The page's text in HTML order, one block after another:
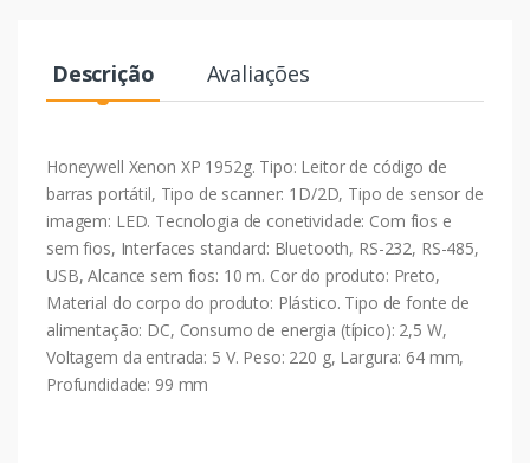
Descrição Avaliações
Honeywell Xenon XP 1952g. Tipo: Leitor de código de
barras portátil, Tipo de scanner: 1D/2D, Tipo de sensor de
imagem: LED. Tecnologia de conetividade: Com fios e
sem fios, Interfaces standard: Bluetooth, RS-232, RS-485,
USB, Alcance sem fios: 10 m. Cor do produto: Preto,
Material do corpo do produto: Plástico. Tipo de fonte de
alimentação: DC, Consumo de energia (típico): 2,5 W,
Voltagem da entrada: 5 V. Peso: 220 g, Largura: 64 mm,
Profundidade: 99 mm